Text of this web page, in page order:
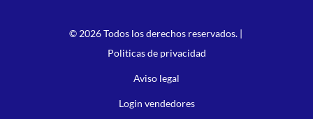
© 2026 Todos los derechos reservados. |
Politicas de privacidad
Aviso legal
Login vendedores